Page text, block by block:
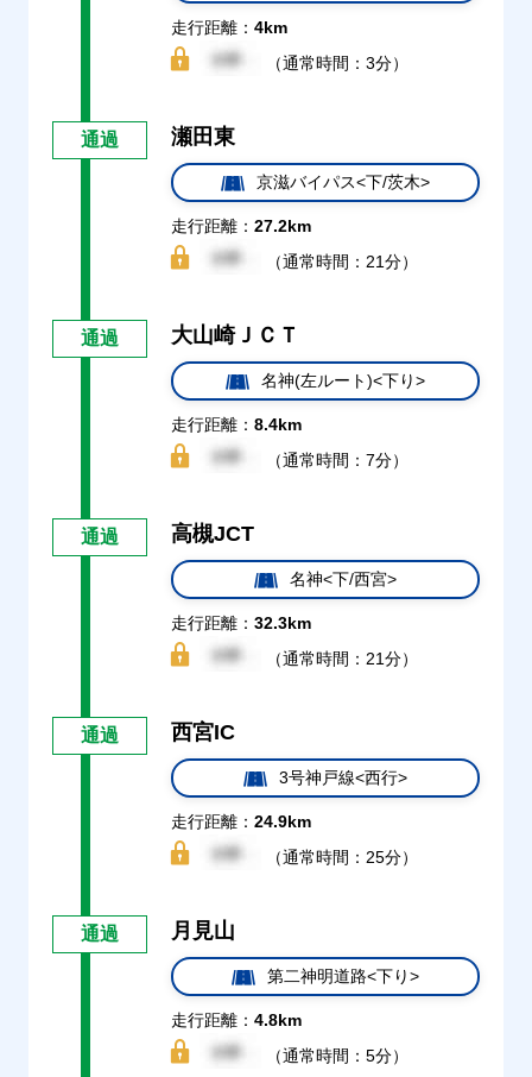
走行距離： 4km
（通常時間：3分）
通過 瀬田東
京滋バイパス<下/茨木>
走行距離： 27.2km
（通常時間：21分）
通過 大山崎ＪＣＴ
名神(左ルート)<下り>
走行距離： 8.4km
（通常時間：7分）
通過 高槻JCT
名神<下/西宮>
走行距離： 32.3km
（通常時間：21分）
通過 西宮IC
3号神戸線<西行>
走行距離： 24.9km
（通常時間：25分）
通過 月見山
第二神明道路<下り>
走行距離： 4.8km
（通常時間：5分）